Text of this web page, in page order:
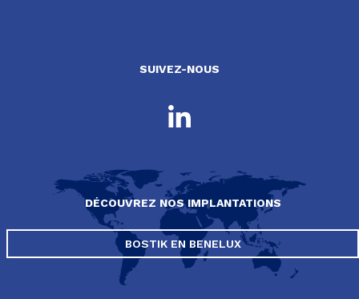
SUIVEZ-NOUS
DÉCOUVREZ NOS IMPLANTATIONS
BOSTIK EN BENELUX